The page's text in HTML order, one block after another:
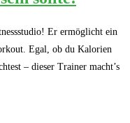
Er ermöglicht ein
Egal, ob du Kalorien
– dieser Trainer macht’s